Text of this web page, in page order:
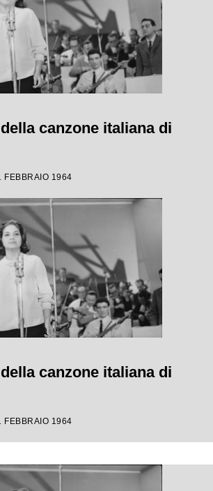
canzone italiana di
FEBBRAIO 1964
canzone italiana di
FEBBRAIO 1964